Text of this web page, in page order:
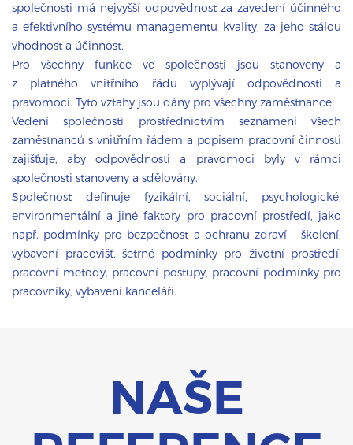
společnosti má nejvyšší odpovědnost za zavedení účinného
a efektivního systému managementu kvality, za jeho stálou
vhodnost a účinnost.
Pro všechny funkce ve společnosti jsou stanoveny a
z platného vnitřního řádu vyplývají odpovědnosti a
pravomoci. Tyto vztahy jsou dány pro všechny zaměstnance.
Vedení společnosti prostřednictvím seznámení všech
zaměstnanců s vnitřním řádem a popisem pracovní činnosti
zajišťuje, aby odpovědnosti a pravomoci byly v rámci
společnosti stanoveny a sdělovány.
Společnost definuje fyzikální, sociální, psychologické,
environmentální a jiné faktory pro pracovní prostředí, jako
např. podmínky pro bezpečnost a ochranu zdraví – školení,
vybavení pracovišť, šetrné podmínky pro životní prostředí,
pracovní metody, pracovní postupy, pracovní podmínky pro
pracovníky, vybavení kanceláří.
NAŠE